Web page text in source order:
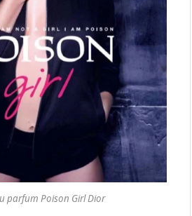
parfum Poison Girl Dior